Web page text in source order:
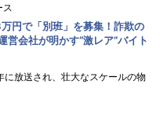
ス
円で「別班」を募集！詐欺の
営会社が明かす“激レア”バイト
放送され、壮大なスケールの物